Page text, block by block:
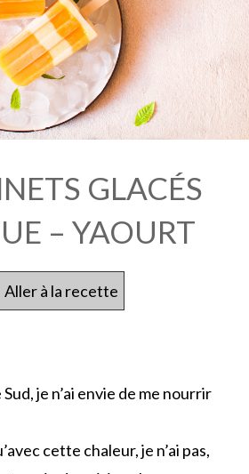
GLACÉS
– YAOURT
Aller à la recette
Sud, je n’ai envie de me nourrir
cette chaleur, je n’ai pas,